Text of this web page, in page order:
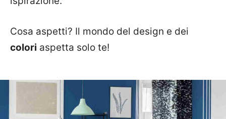
Cosa aspetti? Il mondo del design e dei
colori aspetta solo te!